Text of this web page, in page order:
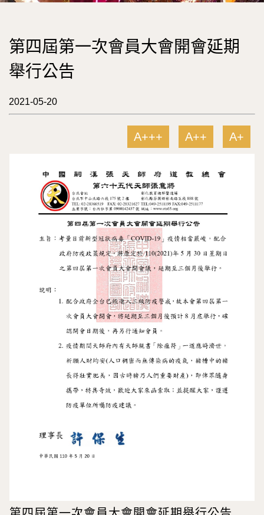
第四屆第一次會員大會開會延期
舉行公告
2021-05-20
A+++ A++ A+